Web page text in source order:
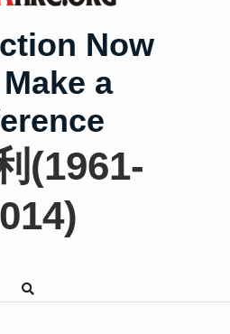
Now
a
(1961-